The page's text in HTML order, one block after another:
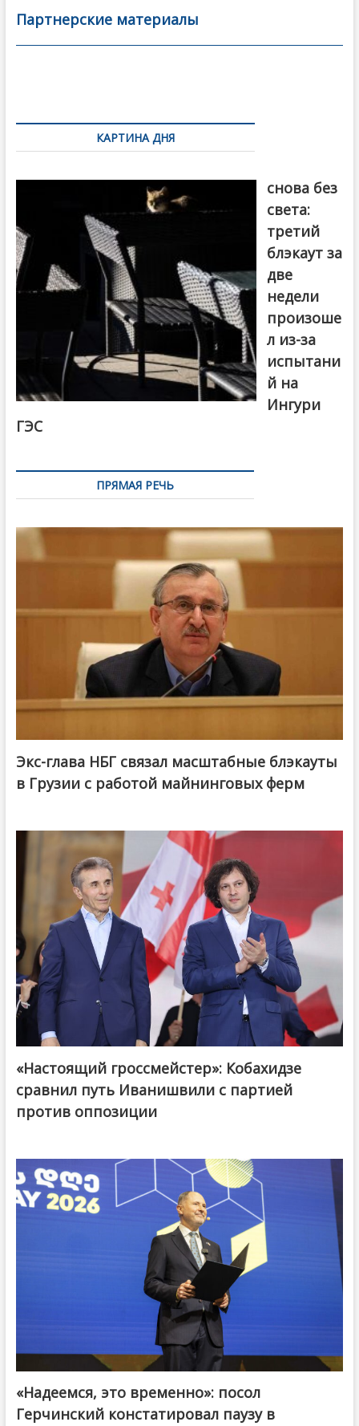
b
o
er l
а
в
Партнерские материалы
по
записямКАРТИНА ДНЯ
снова без
света:
третий
блэкаут за
две
недели
произоше
л из-за
испытани
й на
Ингури
ГЭС
ПРЯМАЯ РЕЧЬ
Экс-глава НБГ связал масштабные блэкауты
в Грузии с работой майнинговых ферм
@ქართული ოცნება / Georgian Dream
«Настоящий гроссмейстер»: Кобахидзе
сравнил путь Иванишвили с партией
против оппозиции
«Надеемся, это временно»: посол
Герчинский констатировал паузу в